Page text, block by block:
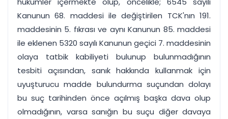
Kanunun 68. maddesi ile değiştirilen TCK'nın 191.
maddesinin 5. fıkrası ve aynı Kanunun 85. maddesi
ile eklenen 5320 sayılı Kanunun geçici 7. maddesinin
olaya tatbik kabiliyeti bulunup bulunmadığının
tesbiti açısından, sanık hakkında kullanmak için
uyuşturucu madde bulundurma suçundan dolayı
bu suç tarihinden önce açılmış başka dava olup
olmadığının, varsa sanığın bu suçu diğer davaya